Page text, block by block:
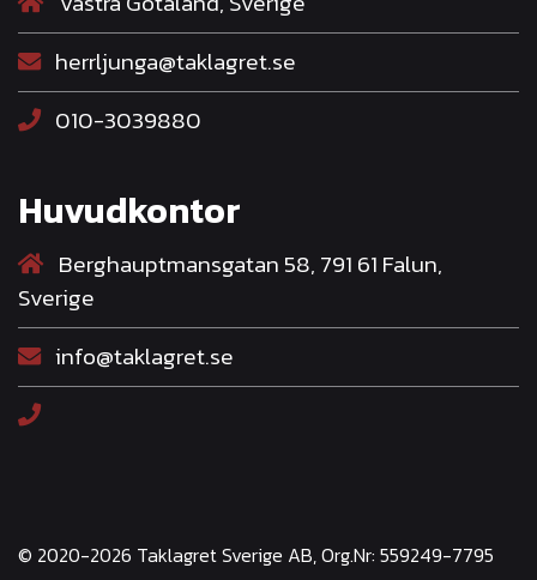
herrljunga@taklagret.se
010-3039880
Huvudkontor
Berghauptmansgatan 58, 791 61 Falun,
Sverige
info@taklagret.se
© 2020-2026 Taklagret Sverige AB, Org.Nr: 559249-7795